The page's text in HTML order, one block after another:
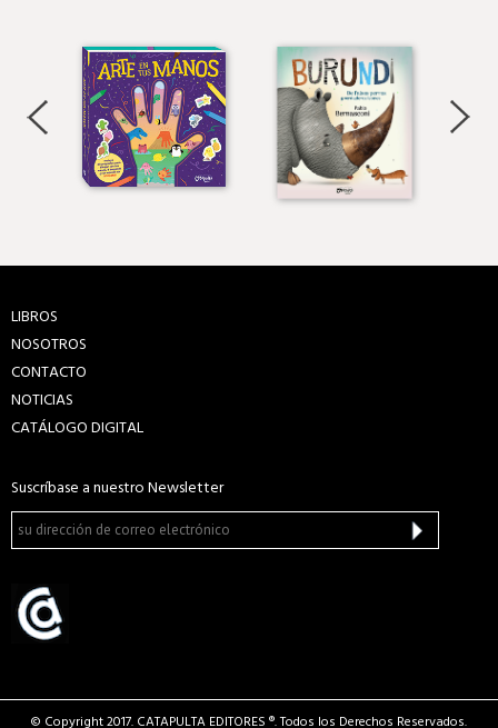
LIBROS
NOSOTROS
CONTACTO
NOTICIAS
CATÁLOGO DIGITAL
Suscríbase a nuestro Newsletter
© Copyright 2017. CATAPULTA EDITORES ®. Todos los Derechos Reservados.